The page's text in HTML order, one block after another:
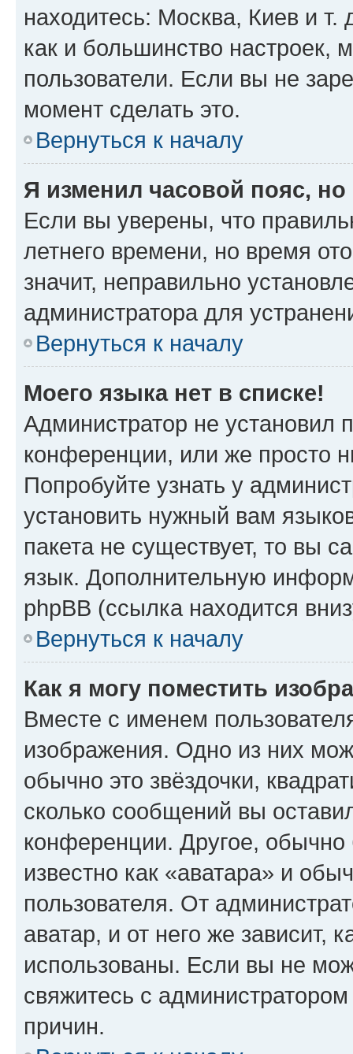
находитесь: Москва, Киев и т.
как и большинство настроек,
пользователи. Если вы не
момент сделать это.
Вернуться к началу
Я изменил часовой пояс,
Если вы уверены, что
летнего времени, но время
значит, неправильно
администратора для
Вернуться к началу
Моего языка нет в списке!
Администратор не установил
конференции, или же просто
Попробуйте узнать у
установить нужный вам
пакета не существует, то вы
язык. Дополнительную
phpBB (ссылка находится
Вернуться к началу
Как я могу поместить
Вместе с именем
изображения. Одно из них
обычно это звёздочки,
сколько сообщений вы
конференции. Другое,
известно как «аватара» и
пользователя. От
аватар, и от него же зависит,
использованы. Если вы не
свяжитесь с
причин.